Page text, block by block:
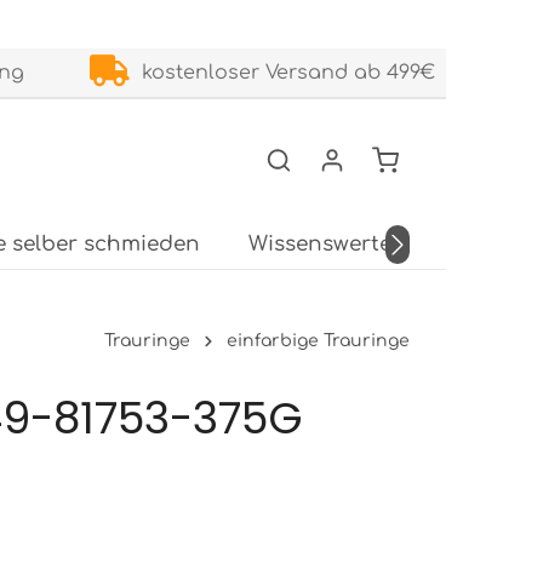
kostenloser Versand ab 499€
selber schmieden Wissenswertes
Trauringe einfarbige Trauringe
81753-375G